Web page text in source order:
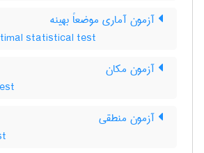
آزمون آماری موضعاً بهینه
statistical test
آزمون مکان
آزمون منطقی